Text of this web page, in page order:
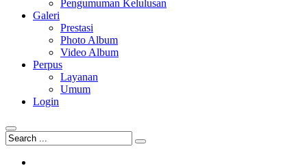
Pengumuman Kelulusan
Galeri
Prestasi
Photo Album
Video Album
Perpus
Layanan
Umum
Login